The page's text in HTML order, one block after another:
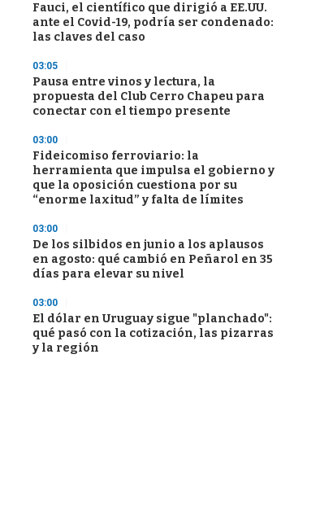
Fauci, el científico que dirigió a EE.UU.
ante el Covid-19, podría ser condenado:
las claves del caso
03:05
Pausa entre vinos y lectura, la
propuesta del Club Cerro Chapeu para
conectar con el tiempo presente
03:00
Fideicomiso ferroviario: la
herramienta que impulsa el gobierno y
que la oposición cuestiona por su
“enorme laxitud” y falta de límites
03:00
De los silbidos en junio a los aplausos
en agosto: qué cambió en Peñarol en 35
días para elevar su nivel
03:00
El dólar en Uruguay sigue "planchado":
qué pasó con la cotización, las pizarras
y la región